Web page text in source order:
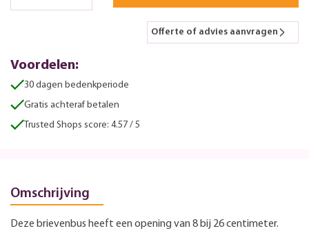
Offerte of advies aanvragen
Voordelen:
30 dagen bedenkperiode
Gratis achteraf betalen
Trusted Shops score: 4.57 / 5
Omschrijving
Deze brievenbus heeft een opening van 8 bij 26 centimeter.